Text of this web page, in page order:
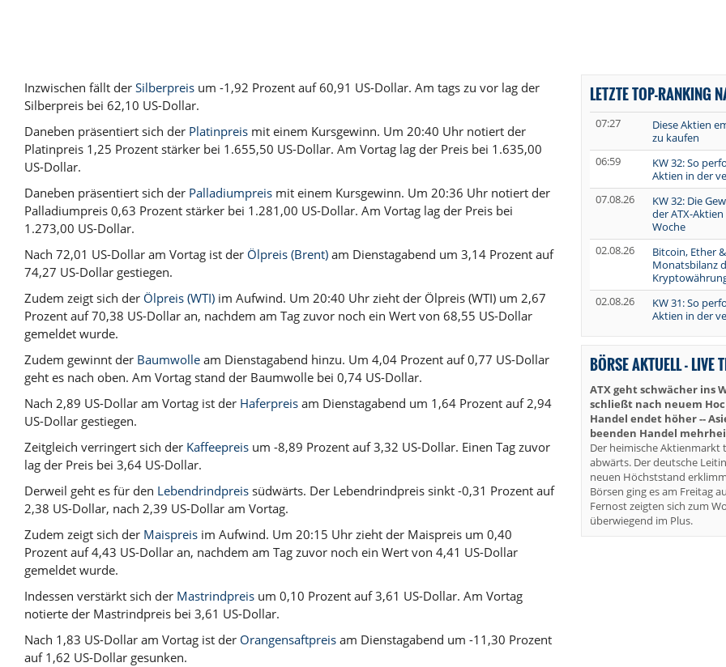
Inzwischen fällt der Silberpreis um -1,92 Prozent auf 60,91 US-Dollar. Am tags zu vor lag der
Silberpreis bei 62,10 US-Dollar.
Daneben präsentiert sich der Platinpreis mit einem Kursgewinn. Um 20:40 Uhr notiert der
Platinpreis 1,25 Prozent stärker bei 1.655,50 US-Dollar. Am Vortag lag der Preis bei 1.635,00
US-Dollar.
Daneben präsentiert sich der Palladiumpreis mit einem Kursgewinn. Um 20:36 Uhr notiert der
Palladiumpreis 0,63 Prozent stärker bei 1.281,00 US-Dollar. Am Vortag lag der Preis bei
1.273,00 US-Dollar.
Nach 72,01 US-Dollar am Vortag ist der Ölpreis (Brent) am Dienstagabend um 3,14 Prozent auf
74,27 US-Dollar gestiegen.
Zudem zeigt sich der Ölpreis (WTI) im Aufwind. Um 20:40 Uhr zieht der Ölpreis (WTI) um 2,67
Prozent auf 70,38 US-Dollar an, nachdem am Tag zuvor noch ein Wert von 68,55 US-Dollar
gemeldet wurde.
Zudem gewinnt der Baumwolle am Dienstagabend hinzu. Um 4,04 Prozent auf 0,77 US-Dollar
geht es nach oben. Am Vortag stand der Baumwolle bei 0,74 US-Dollar.
Nach 2,89 US-Dollar am Vortag ist der Haferpreis am Dienstagabend um 1,64 Prozent auf 2,94
US-Dollar gestiegen.
Zeitgleich verringert sich der Kaffeepreis um -8,89 Prozent auf 3,32 US-Dollar. Einen Tag zuvor
lag der Preis bei 3,64 US-Dollar.
Derweil geht es für den Lebendrindpreis südwärts. Der Lebendrindpreis sinkt -0,31 Prozent auf
2,38 US-Dollar, nach 2,39 US-Dollar am Vortag.
Zudem zeigt sich der Maispreis im Aufwind. Um 20:15 Uhr zieht der Maispreis um 0,40
Prozent auf 4,43 US-Dollar an, nachdem am Tag zuvor noch ein Wert von 4,41 US-Dollar
gemeldet wurde.
Indessen verstärkt sich der Mastrindpreis um 0,10 Prozent auf 3,61 US-Dollar. Am Vortag
notierte der Mastrindpreis bei 3,61 US-Dollar.
Nach 1,83 US-Dollar am Vortag ist der Orangensaftpreis am Dienstagabend um -11,30 Prozent
auf 1,62 US-Dollar gesunken.
LETZTE TOP-RANKING
07:27
Diese Aktien
zu kaufen
06:59
KW 32: So
Aktien in der
07.08.26
KW 32: Die
der ATX-
Woche
02.08.26
Bitcoin, Ether
Monatsbilanz
02.08.26
KW 31: So
Aktien in der
BÖRSE AKTUELL - LIVE
ATX geht schwächer ins
schließt nach neuem
Handel endet höher --
beenden Handel
Der heimische Aktienmarkt
abwärts. Der deutsche
neuen Höchststand
Börsen ging es am Freitag
Fernost zeigten sich zum
überwiegend im Plus.